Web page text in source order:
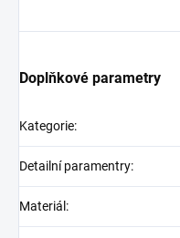
Doplňkové parametry
Kategorie:
Detailní paramentry:
Materiál :